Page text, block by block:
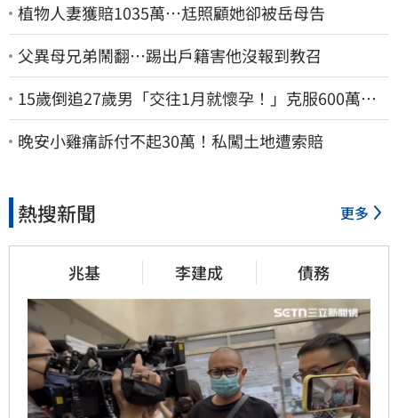
植物人妻獲賠1035萬…尪照顧她卻被岳母告
父異母兄弟鬧翻…踢出戶籍害他沒報到教召
15歲倒追27歲男「交往1月就懷孕！」克服600萬債
務 36歲美魔女當阿嬤了
晚安小雞痛訴付不起30萬！私闖土地遭索賠
熱搜新聞 更多
兆基 李建成 債務